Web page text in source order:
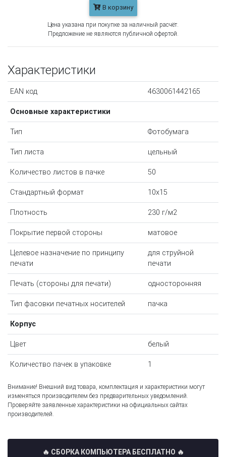
В корзину
Цена указана при покупке за наличный расчёт.
Предложение не являются публичной офертой.
Характеристики
EAN код 4630061442165
Основные характеристики
Тип Фотобумага
Тип листа цельный
Количество листов в пачке 50
Стандартный формат 10x15
Плотность 230 г/м2
Покрытие первой стороны матовое
Целевое назначение по принципу
печати
для струйной
печати
Печать (стороны для печати) односторонняя
Тип фасовки печатных носителей пачка
Корпус
Цвет белый
Количество пачек в упаковке 1
Внимание! Внешний вид товара, комплектация и характеристики могут
изменяться производителем без предварительных уведомлений.
Проверяйте заявленные характеристики на официальных сайтах
производителей.
🔥 СБОРКА КОМПЬЮТЕРА БЕСПЛАТНО 🔥